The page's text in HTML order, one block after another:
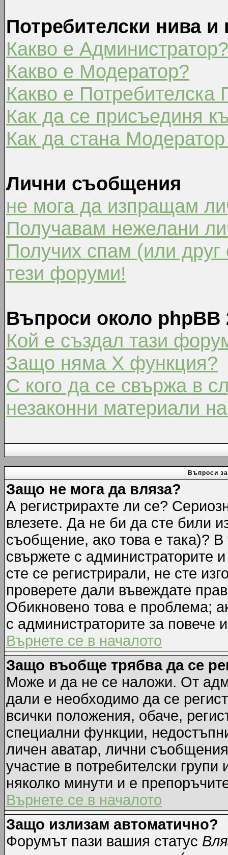
Потребителски нива и
Какво е Администратор?
Какво е Модератор?
Какво е Потребителска
Как да се присъединя
Как да стана
Лични съобщения
не мога да изпращам
Получавам нежелани
Получих спам (или
тези форуми!
Въпроси около phpBB
Кой е създал тази
Защо няма X функция?
С кого да се свържа в
незаконни материали
Въпроси
Защо не мога да вляза?
А регистрирахте ли се?
влезете. Да не би да сте били
съобщение, ако това е така)?
свържете с администраторите
сте се регистрирали, не сте
проверете дали въвеждате
Обикновено това е проблема;
с администраторите за повече
Върнете се в началото
Защо въобще трябва да се
Може и да не се наложи. От
дали е необходимо да се
всички положения, обаче,
специални функции,
личен аватар, лични
участие в потребителски
няколко минути и е
Върнете се в началото
Защо излизам автоматично?
Форумът пази вашия статус